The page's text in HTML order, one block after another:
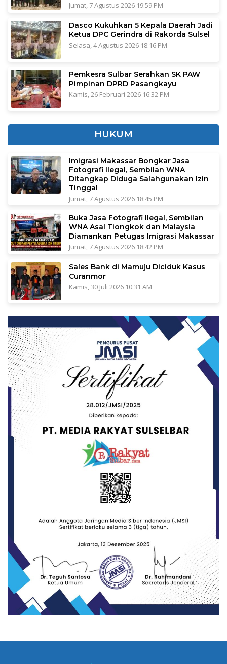
Jumat, 7 Agustus 2026 19:59 PM
Dasco Kukuhkan 5 Kepala Daerah Jadi
Ketua DPC Gerindra di Rakorda Sulsel
Selasa, 4 Agustus 2026 18:16 PM
Pemkesra Sulbar Serahkan SK PAW
Pimpinan DPRD Pasangkayu
Kamis, 26 Februari 2026 16:32 PM
HUKUM
Imigrasi Makassar Bongkar Jasa
Fotografi Ilegal, Sembilan WNA
Ditangkap Diduga Salahgunakan Izin
Tinggal
Jumat, 7 Agustus 2026 18:45 PM
Buka Jasa Fotografi Ilegal, Sembilan
WNA Asal Tiongkok dan Malaysia
Diamankan Petugas Imigrasi Makassar
Jumat, 7 Agustus 2026 18:42 PM
Sales Bank di Mamuju Diciduk Kasus
Curanmor
Kamis, 30 Juli 2026 10:31 AM